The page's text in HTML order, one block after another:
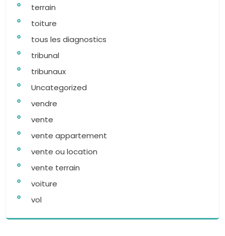
terrain
toiture
tous les diagnostics
tribunal
tribunaux
Uncategorized
vendre
vente
vente appartement
vente ou location
vente terrain
voiture
vol